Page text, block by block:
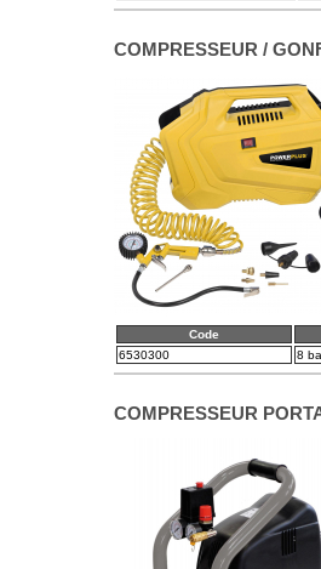
COMPRESSEUR /
Code
6530300
8
COMPRESSEUR